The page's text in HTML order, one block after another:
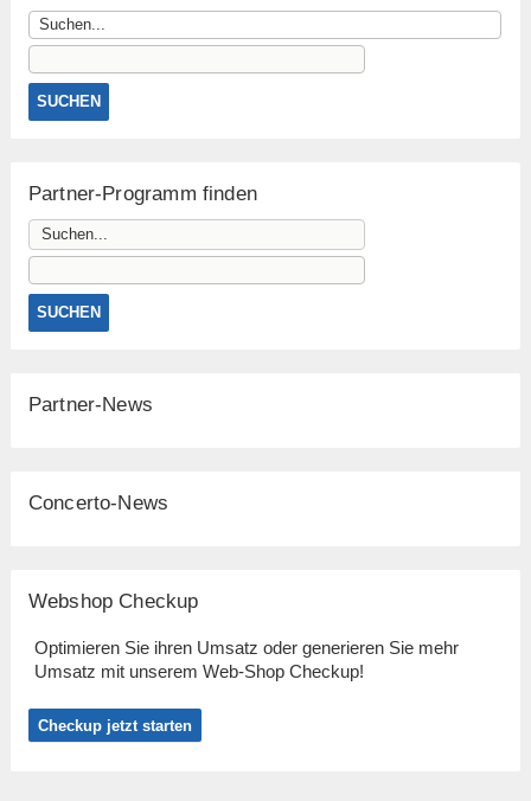
Partner-Programm finden
Partner-News
Concerto-News
Webshop Checkup
Optimieren Sie ihren Umsatz oder generieren Sie mehr
Umsatz mit unserem Web-Shop Checkup!
Checkup jetzt starten